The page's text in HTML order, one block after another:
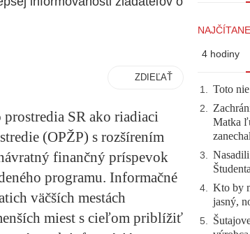
ZDIEĽAŤ
SR ako riadiaci
(OPŽP) s rozšírením
finančný príspevok
programu. Informačné
väčších mestách
miest s cieľom priblížiť
4 hodiny
1. Toto
2.
Matka
3.
4. Kto by
jasný,
5.